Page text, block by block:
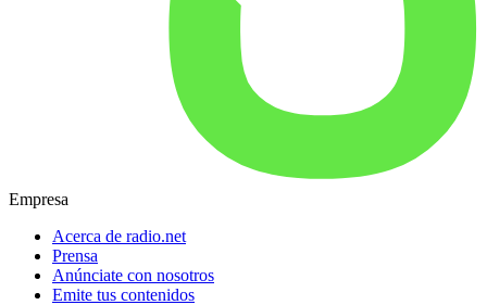
Empresa
Acerca de radio.net
Prensa
Anúnciate con nosotros
Emite tus contenidos